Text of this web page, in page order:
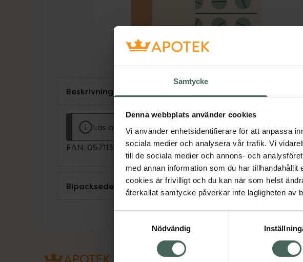
Samtycke
Denna webbplats använder cookies
Vi använder enhetsidentifierare för att anpassa
sociala medier och analysera vår trafik. Vi
till de sociala medier och annons- och
med annan information som du har
cookies är frivilligt och du kan när som helst
återkallat samtycke påverkar inte lagligheten av
Nödvändig
Beskrivning
Läs alltid bipacksedeln innan användning.
EAN: 05711313003002
Bipacksedel från FASS